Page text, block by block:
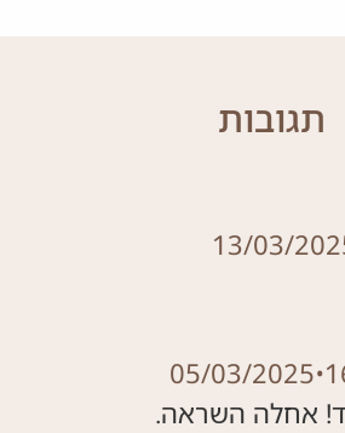
תגובות
13/03/
•
05/03/2025
אחלה השראה.